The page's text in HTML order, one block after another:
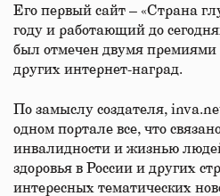
Его первый сайт – «Страна
году и работающий до
был отмечен двумя
других интернет-наград.
По замыслу создателя,
одном портале все, что
инвалидности и жизнью
здоровья в России и других
интересных тематических